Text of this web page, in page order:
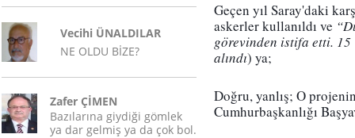
Vecihi ÜNALDILAR
NE OLDU BİZE?
Zafer ÇİMEN
Bazılarına giydiği gömlek
ya dar gelmiş ya da çok bol.
Geçen yıl Saray'daki
askerler kullanıldı ve
görevinden istifa etti. 15
alındı) ya;
Doğru, yanlış; O
Cumhurbaşkanlığı